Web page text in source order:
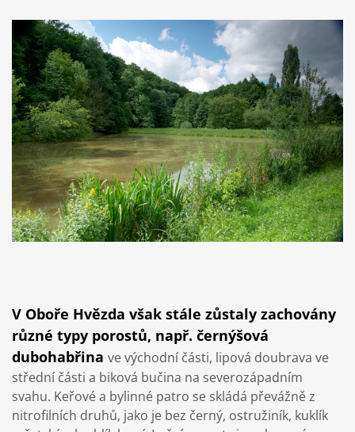
V Oboře Hvězda však stále zůstaly zachovány
různé typy porostů, např. černýšová
dubohabřina ve východní části, lipová doubrava ve
střední části a biková bučina na severozápadním
svahu. Keřové a bylinné patro se skládá převážně z
nitrofilních druhů, jako je bez černý, ostružiník, kuklík